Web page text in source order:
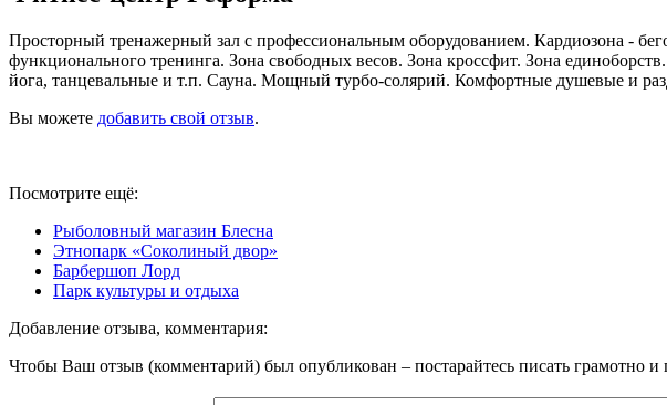
Просторный тренажерный зал с профессиональным оборудованием. Кардиозона -
функционального тренинга. Зона свободных весов. Зона кроссфит. Зона
йога, танцевальные и т.п. Сауна. Мощный турбо-солярий. Комфортные душевые и
Вы можете добавить свой отзыв.
Посмотрите ещё:
Рыболовный магазин Блесна
Этнопарк «Соколиный двор»
Барбершоп Лорд
Парк культуры и отдыха
Добавление отзыва, комментария:
Чтобы Ваш отзыв (комментарий) был опубликован – постарайтесь писать грамотно